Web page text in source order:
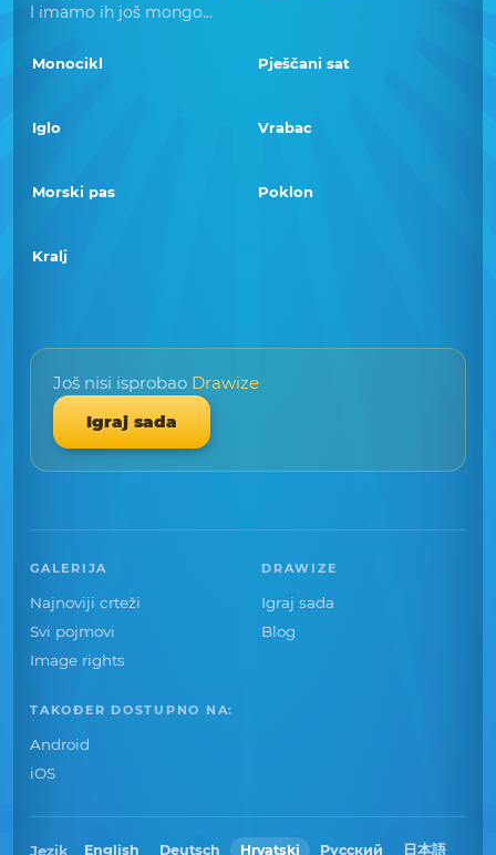
I imamo ih još mongo...
Monocikl Pješčani sat
Iglo Vrabac
Morski pas Poklon
Kralj
Još nisi isprobao Drawize
Igraj sada
GALERIJA
Najnoviji crteži
Svi pojmovi
Image rights
DRAWIZE
Igraj sada
Blog
TAKOĐER DOSTUPNO NA:
Android
iOS
Jezik English Deutsch Hrvatski Русский 日本語